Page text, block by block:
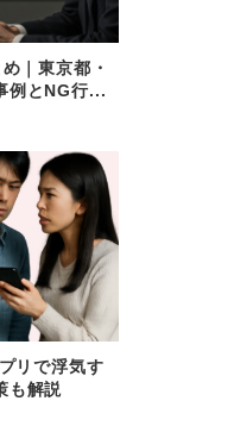
｜東京都・
例とNG行...
リで浮気す
も解説